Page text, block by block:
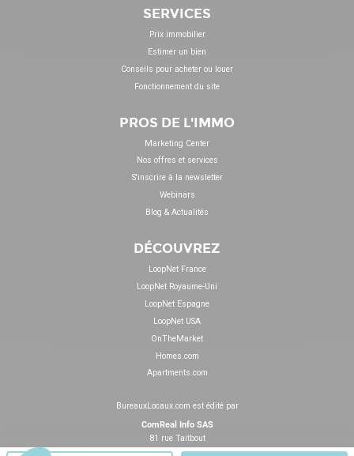
SERVICES
Prix immobilier
Estimer un bien
Conseils pour acheter ou louer
Fonctionnement du site
PROS DE L'IMMO
Marketing Center
Nos offres et services
S'inscrire à la newsletter
Webinars
Blog & Actualités
DÉCOUVREZ
LoopNet France
LoopNet Royaume-Uni
LoopNet Espagne
LoopNet USA
OnTheMarket
Homes.com
Apartments.com
BureauxLocaux.com est édité par
ComReal Info SAS
81 rue Taitbout
75009 Paris